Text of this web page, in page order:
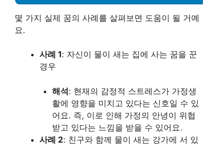
몇 가지 실제 꿈의 사례를 살펴보면 도움이 될 거예
요.
사례 1: 자신이 물이 새는 집에 사는 꿈을 꾼
경우
해석: 현재의 감정적 스트레스가 가정생
활에 영향을 미치고 있다는 신호일 수 있
어요. 즉, 이로 인해 가정의 안녕이 위협
받고 있다는 느낌을 받을 수 있어요.
사례 2: 친구와 함께 물이 새는 강가에 서 있